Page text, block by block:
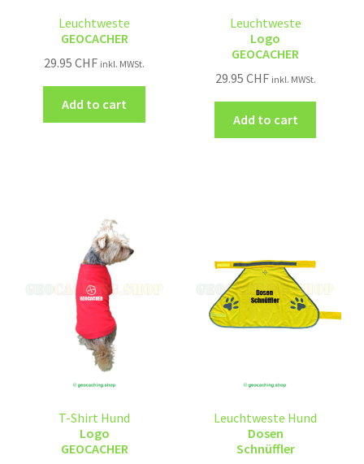
Leuchtweste
GEOCACHER
29.95CHF inkl. MWSt.
Add to cart
Leuchtweste
Logo
GEOCACHER
29.95 CHF inkl. MWSt.
Add to cart
T-Shirt Hund
Logo
GEOCACHER
Leuchtweste Hund
Dosen
Schnüffler